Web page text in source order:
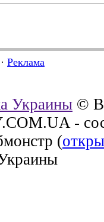
· Реклама
Украины ©
-
(